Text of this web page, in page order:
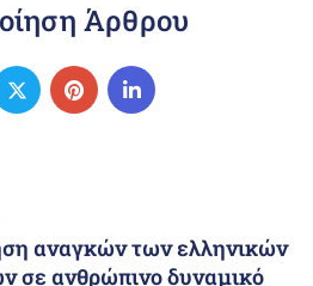
Άρθρου
αναγκών των ελληνικών
σε ανθρώπινο δυναμικό